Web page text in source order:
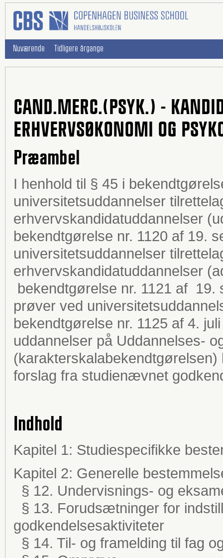
Nuværende Tidligere årgange
CAND.MERC.(PSYK.) -
ERHVERVSØKONOMI OG
Præambel
I henhold til § 45 i
universitetsuddannelser
erhvervskandidatuddannelser
bekendtgørelse nr. 1120 af 19.
universitetsuddannelser
erhvervskandidatuddannelser
bekendtgørelse nr. 1121 af 19.
prøver ved
bekendtgørelse nr. 1125 af 4.
uddannelser på Uddannelses-
forslag fra studienævnet
Indhold
Kapitel 1: Studiespecifikke
Kapitel 2: Generelle
§ 12. Undervisnings- og
§ 13. Forudsætninger for
godkendelsesaktiviteter
§ 14. Til- og framelding til fag